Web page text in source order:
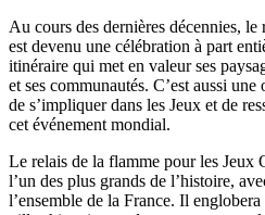
Au cours des dernières décennies,
est devenu une célébration à part
itinéraire qui met en valeur ses
et ses communautés. C’est aussi
de s’impliquer dans les Jeux et de
cet événement mondial.
Le relais de la flamme pour les Jeux
l’un des plus grands de l’histoire,
l’ensemble de la France. Il